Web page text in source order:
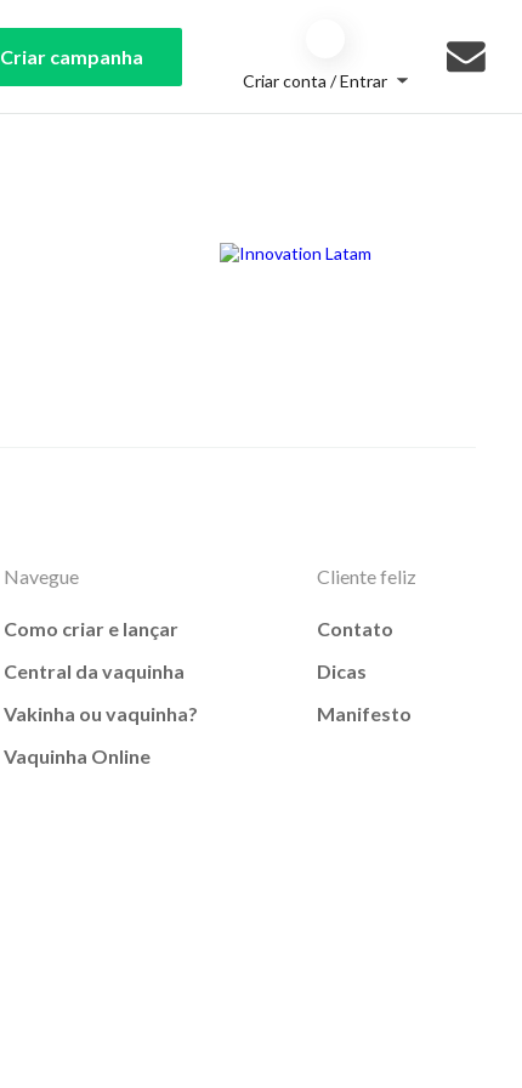
Criar campanha
Criar conta / Entrar
Navegue
Como criar e lançar
Central da vaquinha
Vakinha ou vaquinha?
Vaquinha Online
Cliente feliz
Contato
Dicas
Manifesto